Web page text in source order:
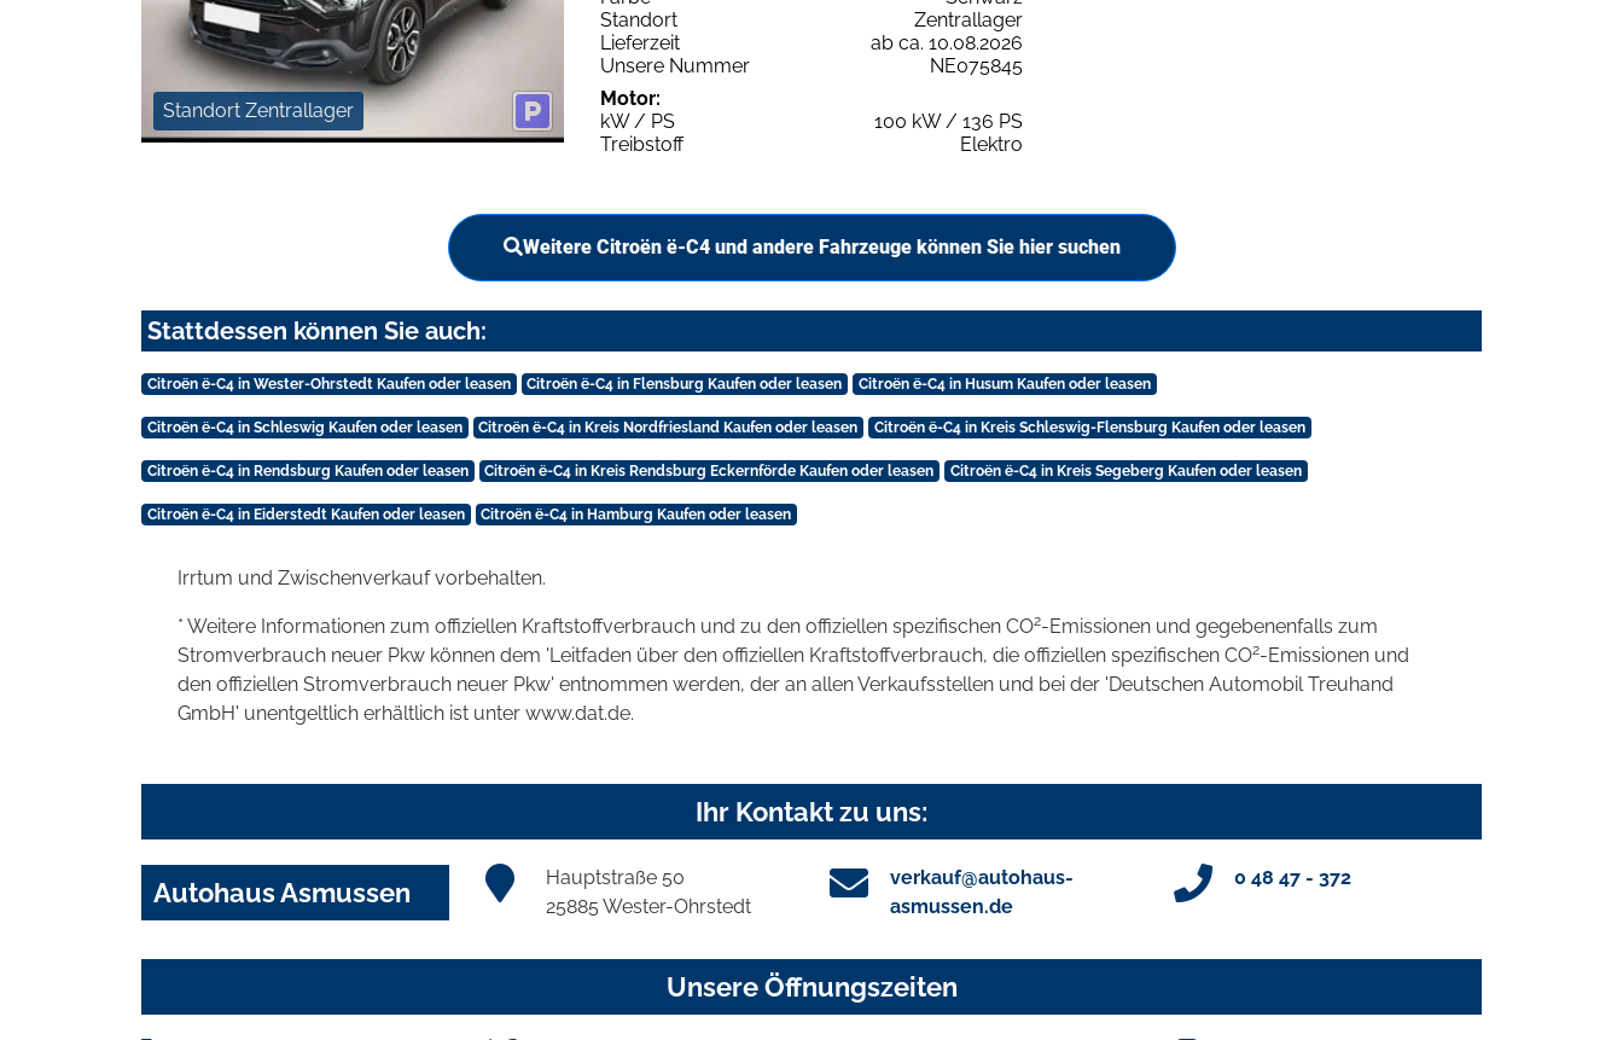
Standort Zentrallager
Standort
Zentrallager
Lieferzeit
ab ca. 10.08.2026
Unsere Nummer
NE075845
Motor:
kW / PS
100 kW / 136 PS
Treibstoff
Elektro
Weitere Citroën ë-C4 und andere Fahrzeuge können Sie hier suchen
Stattdessen können Sie auch:
Citroën ë-C4 in Wester-Ohrstedt Kaufen oder leasen Citroën ë-C4 in Flensburg Kaufen oder leasen Citroën ë-C4 in Husum Kaufen oder leasen
Citroën ë-C4 in Schleswig Kaufen oder leasen Citroën ë-C4 in Kreis Nordfriesland Kaufen oder leasen Citroën ë-C4 in Kreis Schleswig-Flensburg Kaufen oder leasen
Citroën ë-C4 in Rendsburg Kaufen oder leasen Citroën ë-C4 in Kreis Rendsburg Eckernförde Kaufen oder leasen Citroën ë-C4 in Kreis Segeberg Kaufen oder leasen
Citroën ë-C4 in Eiderstedt Kaufen oder leasen Citroën ë-C4 in Hamburg Kaufen oder leasen
Irrtum und Zwischenverkauf vorbehalten.
* Weitere Informationen zum offiziellen Kraftstoffverbrauch und zu den offiziellen spezifischen CO2-Emissionen und gegebenenfalls zum
Stromverbrauch neuer Pkw können dem 'Leitfaden über den offiziellen Kraftstoffverbrauch, die offiziellen spezifischen CO2-Emissionen und
den offiziellen Stromverbrauch neuer Pkw' entnommen werden, der an allen Verkaufsstellen und bei der 'Deutschen Automobil Treuhand
GmbH' unentgeltlich erhältlich ist unter www.dat.de.
Ihr Kontakt zu uns:
Autohaus Asmussen
Hauptstraße 50
25885 Wester-Ohrstedt
verkauf@autohaus-
asmussen.de
0 48 47 - 372
Unsere Öffnungszeiten